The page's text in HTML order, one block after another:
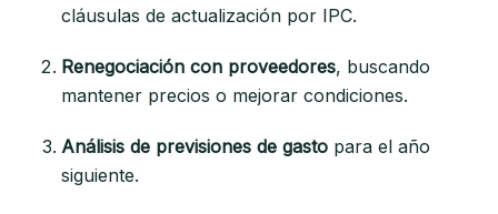
cláusulas de actualización por IPC.
Renegociación con proveedores, buscando
mantener precios o mejorar condiciones.
Análisis de previsiones de gasto para el año
siguiente.